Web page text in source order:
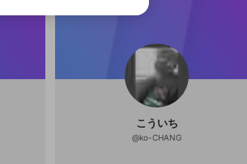
こういち
@ko-CHANG
シー・外部サービ
ールで受け取
シー・外部サービ